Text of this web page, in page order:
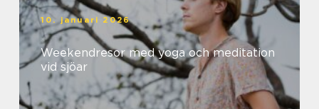
10. januari 2026
Weekendresor med yoga och meditation
vid sjöar